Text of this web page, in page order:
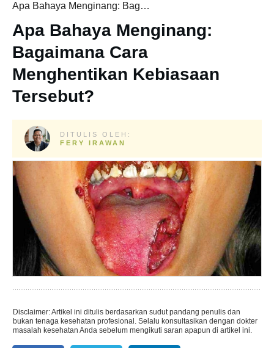
Apa Bahaya Menginang: Bagaimana Cara Menghentikan Kebiasaan Tersebut?
Apa Bahaya Menginang:
Bagaimana Cara
Menghentikan Kebiasaan
Tersebut?
DITULIS OLEH:
FERY IRAWAN
Disclaimer: Artikel ini ditulis berdasarkan sudut pandang penulis dan
bukan tenaga kesehatan profesional. Selalu konsultasikan dengan dokter
masalah kesehatan Anda sebelum mengikuti saran apapun di artikel ini.